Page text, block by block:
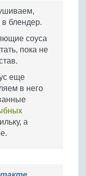
блендер.
соуса
пока не
еще
в него
а